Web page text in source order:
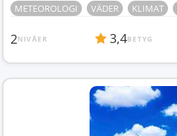
METEOROLOGI VÄDER KLIMAT
2NIVÅER 3,4BETYG